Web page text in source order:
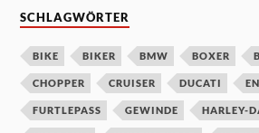
SCHLAGWÖRTER
BIKE BIKER BMW BOXER
CHOPPER CRUISER DUCATI
FURTLEPASS GEWINDE HARLEY-